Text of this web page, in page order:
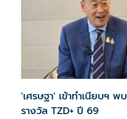
'เศรษฐา' เข้าทำเนียบฯ พบ นายกฯ รับ
รางวัล TZD+ ปี 69